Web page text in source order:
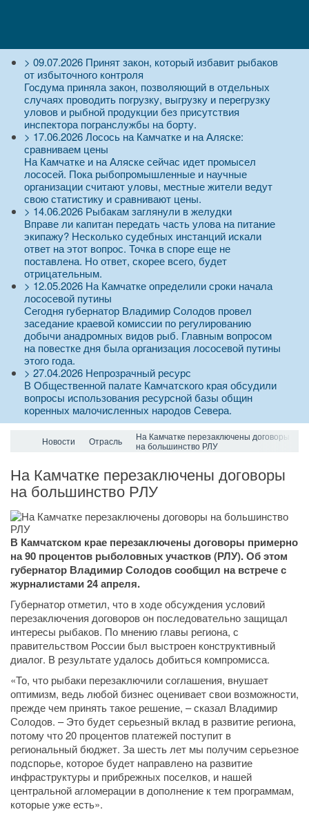
> 09.07.2026 Принят закон, который избавит рыбаков
от избыточного контроля
Госдума приняла закон, позволяющий в отдельных
случаях проводить погрузку, выгрузку и перегрузку
уловов и рыбной продукции без присутствия
инспектора погранслужбы на борту.
> 17.06.2026Лосось на Камчатке и на Аляске:
сравниваем цены
На Камчатке и на Аляске сейчас идет промысел
лососей. Пока рыбопромышленные и научные
организации считают уловы, местные жители ведут
свою статистику и сравнивают цены.
> 14.06.2026 Рыбакам заглянули в желудки
Вправе ли капитан передать часть улова на питание
экипажу? Несколько судебных инстанций искали
ответ на этот вопрос. Точка в споре еще не
поставлена. Но ответ, скорее всего, будет
отрицательным.
> 12.05.2026 На Камчатке определили сроки начала
лососевой путины
Сегодня губернатор Владимир Солодов провел
заседание краевой комиссии по регулированию
добычи анадромных видов рыб. Главным вопросом
на повестке дня была организация лососевой путины
этого года.
> 27.04.2026 Непрозрачный ресурс
В Общественной палате Камчатского края обсудили
вопросы использования ресурсной базы общин
коренных малочисленных народов Севера.
Новости Отрасль
На Камчатке перезаключены договоры
на большинство РЛУ
На Камчатке перезаключены договоры
на большинство РЛУ
В Камчатском крае перезаключены договоры примерно
на 90 процентов рыболовных участков (РЛУ). Об этом
губернатор Владимир Солодов сообщил на встрече с
журналистами 24 апреля.
Губернатор отметил, что в ходе обсуждения условий
перезаключения договоров он последовательно защищал
интересы рыбаков. По мнению главы региона, с
правительством России был выстроен конструктивный
диалог. В результате удалось добиться компромисса.
«То, что рыбаки перезаключили соглашения, внушает
оптимизм, ведь любой бизнес оценивает свои возможности,
прежде чем принять такое решение, – сказал Владимир
Солодов. – Это будет серьезный вклад в развитие региона,
потому что 20 процентов платежей поступит в
региональный бюджет. За шесть лет мы получим серьезное
подспорье, которое будет направлено на развитие
инфраструктуры и прибрежных поселков, и нашей
центральной агломерации в дополнение к тем программам,
которые уже есть».